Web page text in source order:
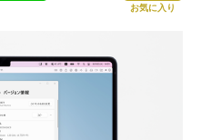
お気に入り